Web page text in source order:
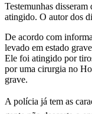
Testemunhas
atingido. O autor dos
De acordo com
levado em estado
Ele foi atingido por
por uma cirurgia no
grave.
A polícia já tem as